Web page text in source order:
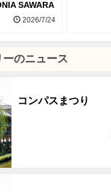
SAWARA
2026/7/24
ーのニュース
コンパスまつり